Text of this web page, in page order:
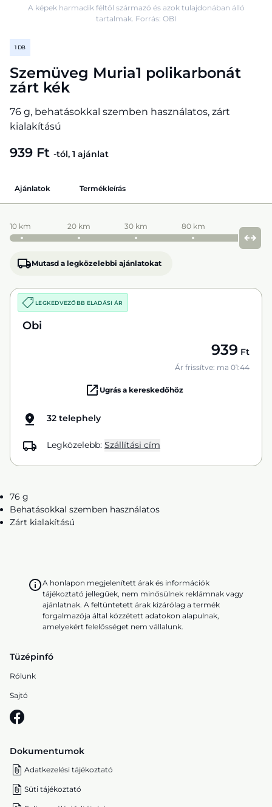
1 DB
Szemüveg Muria1 polikarbonát
zárt kék
76 g, behatásokkal szemben használatos, zárt
kialakítású
939 Ft -tól, 1 ajánlat
A képek harmadik féltől származó és azok tulajdonában álló
tartalmak. Forrás: OBI
Ajánlatok Termékleírás
10 km 20 km 30 km 80 km
Mutasd a legközelebbi ajánlatokat
LEGKEDVEZŐBB ELADÁSI ÁR
Obi
939 Ft
Ár frissítve: ma 01:44
Ugrás a kereskedőhöz
32 telephely
Legközelebb: Szállítási cím
76 g
Behatásokkal szemben használatos
Zárt kialakítású
A honlapon megjelenített árak és információk
tájékoztató jellegűek, nem minősülnek reklámnak vagy
ajánlatnak. A feltüntetett árak kizárólag a termék
forgalmazója által közzétett adatokon alapulnak,
amelyekért felelősséget nem vállalunk.
Tüzépinfó
Rólunk
Sajtó
Dokumentumok
Adatkezelési tájékoztató
Süti tájékoztató